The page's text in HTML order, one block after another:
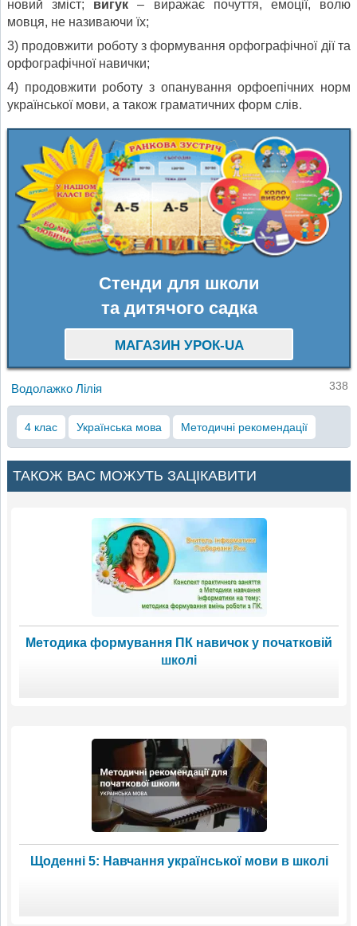
новий зміст; вигук – виражає почуття, емоції, волю
мовця, не називаючи їх;
3) продовжити роботу з формування орфографічної дії та
орфографічної навички;
4) продовжити роботу з опанування орфоепічних норм
української мови, а також граматичних форм слів.
Стенди для школи
та дитячого садка
МАГАЗИН УРОК-UA
Водолажко Лілія 338
4 клас Українська мова Методичні рекомендації
ТАКОЖ ВАС МОЖУТЬ ЗАЦІКАВИТИ
Методика формування ПК навичок у початковій
школі
Щоденні 5: Навчання української мови в школі